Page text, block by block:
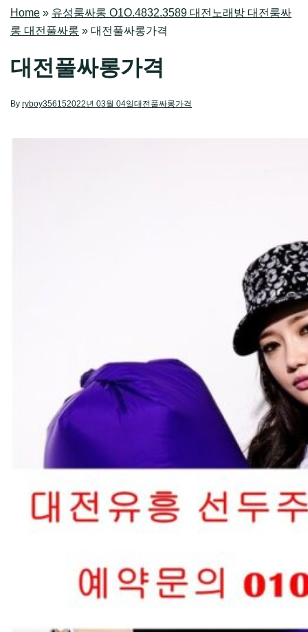
Home » 유성룸싸롱 O1O.4832.3589 대전노래방 대전룸싸
롱 대전풀싸롱 » 대전풀싸롱가격
대전풀싸롱가격
By ryboy356152022년 03월 04일대전풀싸롱가격